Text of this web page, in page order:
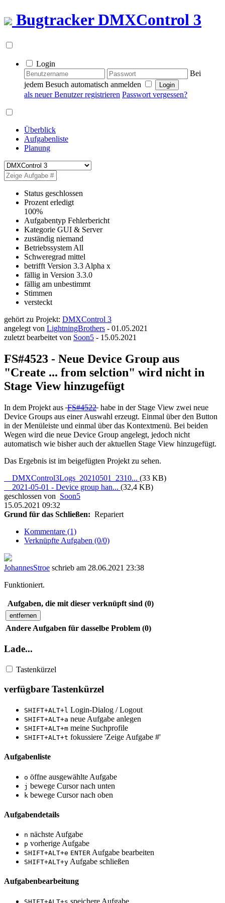
BugtrackerDMXControl 3
Login
Bei
jedem Besuch automatisch anmelden
als neuer Benutzer registrieren Passwort vergessen?
Überblick
Aufgabenliste
Planung
Status geschlossen
Prozent erledigt
100%
Aufgabentyp Fehlerbericht
Kategorie GUI & Server
zuständig niemand
Betriebssystem All
Schweregrad mittel
betrifft Version 3.3 Alpha x
fällig in Version 3.3.0
fällig am unbestimmt
Stimmen
versteckt
gehört zu Projekt: DMXControl 3
angelegt von LightningBrothers - 01.05.2021
zuletzt bearbeitet von Soon5 - 15.05.2021
FS#4523 - Neue Device Group aus
"Create ... from selction" wird nicht in
Stage View hinzugefügt
In dem Projekt aus FS#4522 habe in der Stage View zwei neue
Device Groups aus einer Auswahl erzeugt. Einmal über den Button
in der Menüleiste und einmal über das Kontextmenü. Bei beiden
Wegen wird die neue Device Group angelegt, jedoch nicht
automatisch wie bisher auch der aktuellen Stage View hinzugefügt.
Das Ergebnis ist im beigefügten Projekt zu sehen.
DMXControl3Logs_20210501_2310... (33 KB)
2021-05-01 - Device group han... (32,4 KB)
geschlossen von Soon5
15.05.2021 09:32
Grund für das Schließen: Repariert
Kommentare (1)
Verknüpfte Aufgaben (0/0)
JohannesStroe schrieb am 28.06.2021 23:38
Funktioniert.
Aufgaben, die mit dieser verknüpft sind (0)
entfernen
Andere Aufgaben für dasselbe Problem (0)
Lade...
Tastenkürzel
verfügbare Tastenkürzel
SHIFT+ALT+l Login-Dialog / Logout
SHIFT+ALT+a neue Aufgabe anlegen
SHIFT+ALT+m meine Suchprofile
SHIFT+ALT+t fokussiere 'Zeige Aufgabe #'
Aufgabenliste
o öffne ausgewählte Aufgabe
j bewege Cursor nach unten
k bewege Cursor nach oben
Aufgabendetails
n nächste Aufgabe
p vorherige Aufgabe
SHIFT+ALT+e ENTER Aufgabe bearbeiten
SHIFT+ALT+y Aufgabe schließen
Aufgabenbearbeitung
speichere Aufgabe